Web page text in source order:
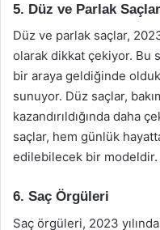
5. Düz ve Parlak Saçlar
Düz ve parlak saçlar,
olarak dikkat çekiyor. Bu
bir araya geldiğinde
sunuyor. Düz saçlar,
kazandırıldığında daha
saçlar, hem günlük
edilebilecek bir modeldir.
6. Saç Örgüleri
Saç örgüleri, 2023